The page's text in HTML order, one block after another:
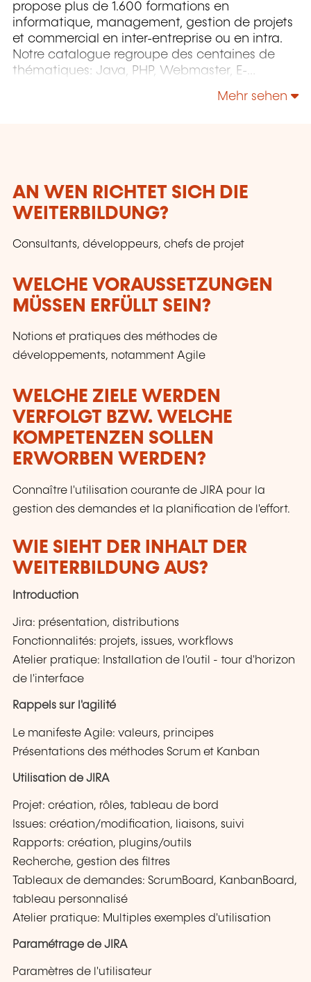
propose plus de 1.600 formations en
informatique, management, gestion de projets
et commercial en inter-entreprise ou en intra.
Notre catalogue regroupe des centaines de
thématiques: Java, PHP, Webmaster, E-
Mehr sehen
AN WEN RICHTET SICH DIE
WEITERBILDUNG?
Consultants, développeurs, chefs de projet
WELCHE VORAUSSETZUNGEN
MÜSSEN ERFÜLLT SEIN?
Notions et pratiques des méthodes de
développements, notamment Agile
WELCHE ZIELE WERDEN
VERFOLGT BZW. WELCHE
KOMPETENZEN SOLLEN
ERWORBEN WERDEN?
Connaître l'utilisation courante de JIRA pour la
gestion des demandes et la planification de l'effort.
WIE SIEHT DER INHALT DER
WEITERBILDUNG AUS?
Introduction
Jira: présentation, distributions
Fonctionnalités: projets, issues, workflows
Atelier pratique: Installation de l'outil - tour d'horizon
de l'interface
Rappels sur l'agilité
Le manifeste Agile: valeurs, principes
Présentations des méthodes Scrum et Kanban
Utilisation de JIRA
Projet: création, rôles, tableau de bord
Issues: création/modification, liaisons, suivi
Rapports: création, plugins/outils
Recherche, gestion des filtres
Tableaux de demandes: ScrumBoard, KanbanBoard,
tableau personnalisé
Atelier pratique: Multiples exemples d'utilisation
Paramétrage de JIRA
Paramètres de l'utilisateur